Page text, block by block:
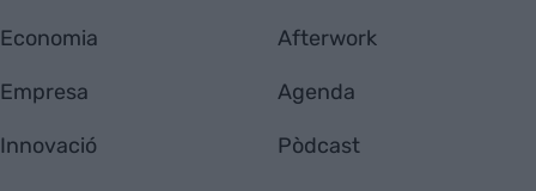
Economia
Empresa
Innovació
Afterwork
Agenda
Pòdcast